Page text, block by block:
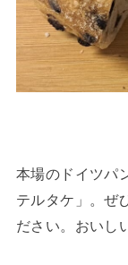
本場のドイツパ
テルタケ」。ぜ
ださい。おいし